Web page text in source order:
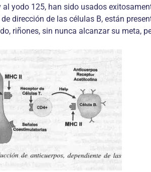
yodo 125, han sido usados
dirección de las células B, están
riñones, sin nunca alcanzar su meta,